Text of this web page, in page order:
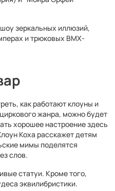
зеркальных иллюзий,
и трюковых BMX-
как работают клоуны и
жанра, можно будет
хорошее настроение здесь
Коха расскажет детям
мимы поделятся
слов.
статуи. Кроме того,
эквилибристики.